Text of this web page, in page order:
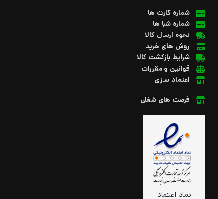
شماره کارت ها
شماره شبا ها
نحوه ارسال کالا
روش های خرید
شرایط بازگشت کالا
قوانین و مقررات
اعتماد سازی
فرصت های شغلی
نماد اعتماد